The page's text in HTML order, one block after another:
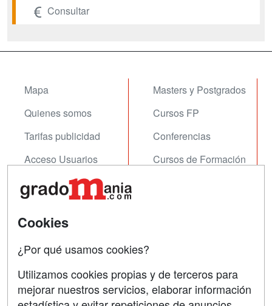
Consultar
Mapa
Quienes somos
Tarifas publicidad
Acceso Usuarios
Acceso Centros
Masters y Postgrados
Cursos FP
Conferencias
Cursos de Formación
Contactar
Copyleft
Cookies
¿Por qué usamos cookies?
Utilizamos cookies propias y de terceros para
mejorar nuestros servicios, elaborar información